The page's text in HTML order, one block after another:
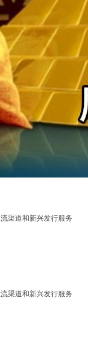
渠道和新兴发行服务
渠道和新兴发行服务